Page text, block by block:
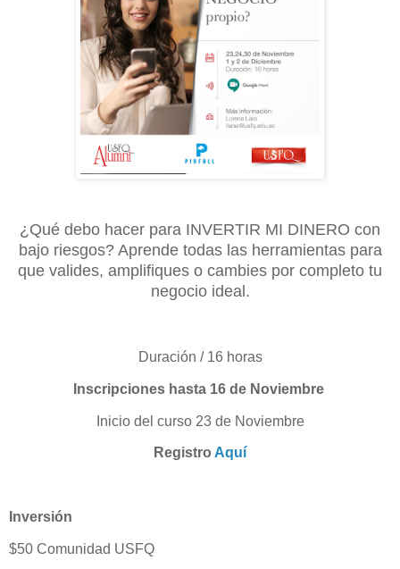
¿Qué debo hacer para INVERTIR MI DINERO con
bajo riesgos? Aprende todas las herramientas para
que valides, amplifiques o cambies por completo tu
negocio ideal.
Duración / 16 horas
Inscripciones hasta 16 de Noviembre
Inicio del curso 23 de Noviembre
Registro Aquí
Inversión
$50 Comunidad USFQ